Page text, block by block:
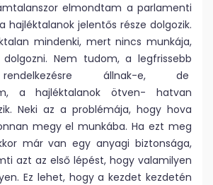
elmondtam a parlamenti
hajléktalanok jelentős része dolgozik.
mindenki, mert nincs munkája,
Nem tudom, a legfrissebb
állnak-e, de
a hajléktalanok ötven- hatvan
Neki az a problémája, hogy hova
megy el munkába. Ha ezt meg
már van egy anyagi biztonsága,
azt az első lépést, hogy valamilyen
Ez lehet, hogy a kezdet kezdetén